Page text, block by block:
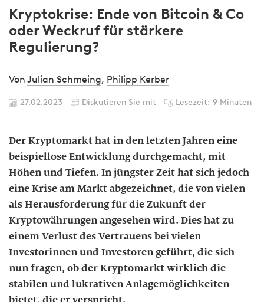
Kryptokrise: Ende von Bitcoin & Co
oder Weckruf für stärkere
Regulierung?
Von Julian Schmeing, Philipp Kerber
27.02.2023 Diskutieren Sie mit Lesezeit: 9 Minuten
Der Kryptomarkt hat in den letzten Jahren eine
beispiellose Entwicklung durchgemacht, mit
Höhen und Tiefen. In jüngster Zeit hat sich jedoch
eine Krise am Markt abgezeichnet, die von vielen
als Herausforderung für die Zukunft der
Kryptowährungen angesehen wird. Dies hat zu
einem Verlust des Vertrauens bei vielen
Investorinnen und Investoren geführt, die sich
nun fragen, ob der Kryptomarkt wirklich die
stabilen und lukrativen Anlagemöglichkeiten